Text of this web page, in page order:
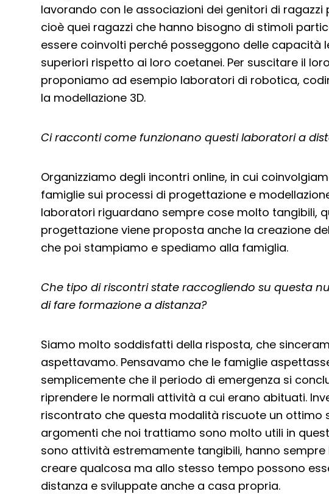
lavorando con le associazioni dei genitori di ragazzi
cioè quei ragazzi che hanno bisogno di stimoli
essere coinvolti perché posseggono delle capacità
superiori rispetto ai loro coetanei. Per suscitare il
proponiamo ad esempio laboratori di robotica,
la modellazione 3D.
Ci racconti come funzionano questi laboratori a
Organizziamo degli incontri online, in cui
famiglie sui processi di progettazione e
laboratori riguardano sempre cose molto tangibili,
progettazione viene proposta anche la creazione
che poi stampiamo e spediamo alla famiglia.
Che tipo di riscontri state raccogliendo su questa
di fare formazione a distanza?
Siamo molto soddisfatti della risposta, che
aspettavamo. Pensavamo che le famiglie
semplicemente che il periodo di emergenza si
riprendere le normali attività a cui erano abituati.
riscontrato che questa modalità riscuote un ottimo
argomenti che noi trattiamo sono molto utili in
sono attività estremamente tangibili, hanno sempre
creare qualcosa ma allo stesso tempo possono
distanza e sviluppate anche a casa propria.